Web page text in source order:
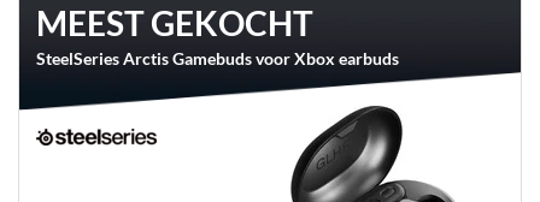
MEEST GEKOCHT
SteelSeries Arctis Gamebuds voor Xbox earbuds